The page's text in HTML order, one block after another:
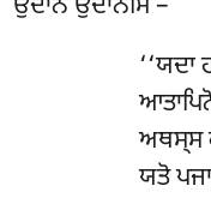
ਉਦਾਨਂ ਉਦਾਨੇਸਿ –
‘‘ਯਦਾ
ਅਥਸ੍ਸ
ਯਤੋ